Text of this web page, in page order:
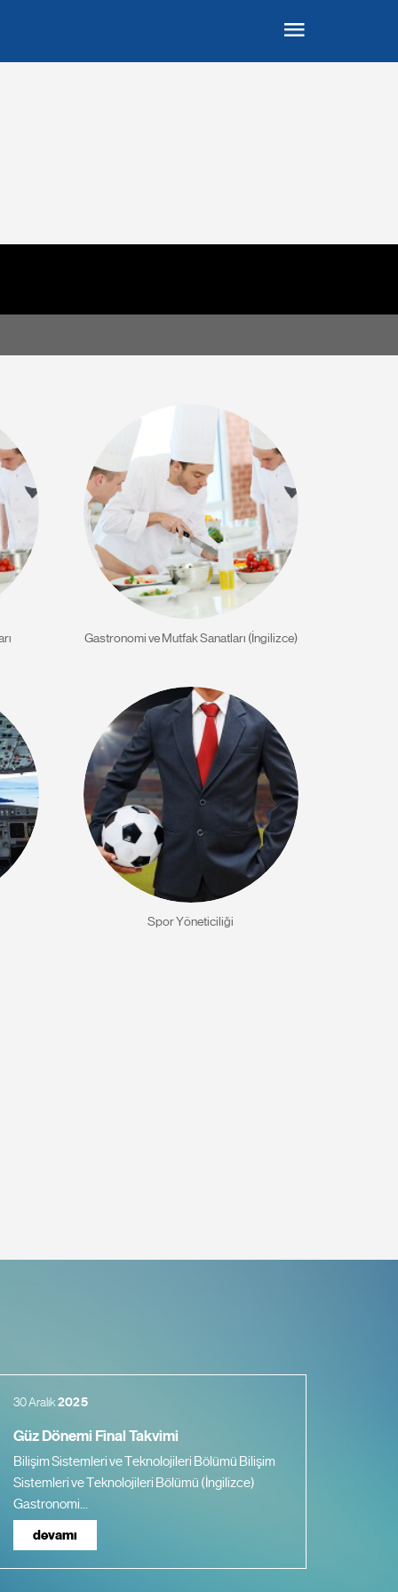
Gastronomi ve Mutfak Sanatları (İngilizce)
Spor Yöneticiliği
30 Aralık2025
Güz Dönemi Final Takvimi
Bilişim Sistemleri ve Teknolojileri Bölümü Bilişim
Sistemleri ve Teknolojileri Bölümü (İngilizce)
Gastronomi...
devamı